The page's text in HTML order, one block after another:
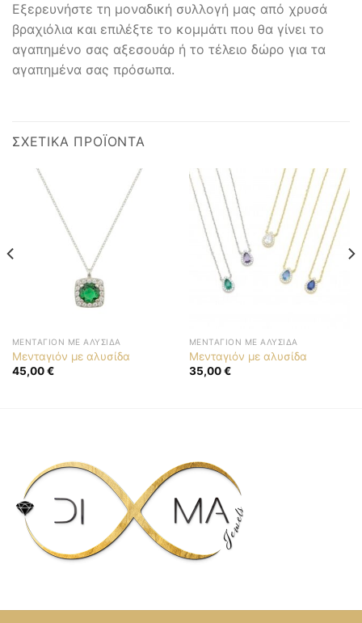
Εξερευνήστε τη μοναδική συλλογή μας από χρυσά
βραχιόλια και επιλέξτε το κομμάτι που θα γίνει το
αγαπημένο σας αξεσουάρ ή το τέλειο δώρο για τα
αγαπημένα σας πρόσωπα.
ΣΧΕΤΙΚΆ ΠΡΟΪΌΝΤΑ
ΜΕΝΤΑΓΙΌΝ ΜΕ ΑΛΥΣΊΔΑ
Μενταγιόν με αλυσίδα
45,00€
ΜΕΝΤΑΓΙΌΝ ΜΕ ΑΛΥΣΊΔΑ
Μενταγιόν με αλυσίδα
35,00€